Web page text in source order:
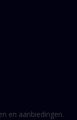
en aanbiedingen.